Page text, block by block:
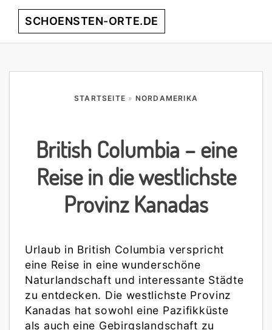
Skip
Skip
Skip
Skip
SCHOENSTEN-ORTE.DE
STARTSEITE » NORDAMERIKA
British Columbia – eine
Reise in die westlichste
Provinz Kanadas
Urlaub in British Columbia verspricht
eine Reise in eine wunderschöne
Naturlandschaft und interessante Städte
zu entdecken. Die westlichste Provinz
Kanadas hat sowohl eine Pazifikküste
als auch eine Gebirgslandschaft zu